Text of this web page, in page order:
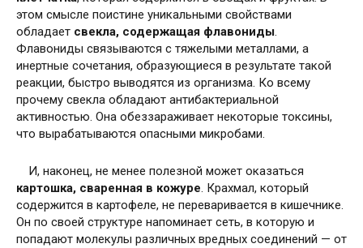
этом смысле поистине уникальными свойствами
обладает свекла, содержащая флавониды.
Флавониды связываются с тяжелыми металлами, а
инертные сочетания, образующиеся в результате такой
реакции, быстро выводятся из организма. Ко всему
прочему свекла обладают антибактериальной
активностью. Она обеззараживает некоторые токсины,
что вырабатываются опасными микробами.
И, наконец, не менее полезной может оказаться
картошка, сваренная в кожуре. Крахмал, который
содержится в картофеле, не переваривается в кишечнике.
Он по своей структуре напоминает сеть, в которую и
попадают молекулы различных вредных соединений — от